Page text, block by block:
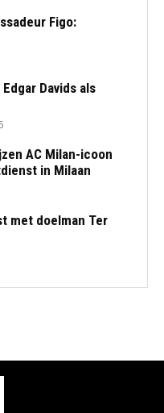
Figo:
Davids als
AC Milan-icoon
in Milaan
met doelman Ter